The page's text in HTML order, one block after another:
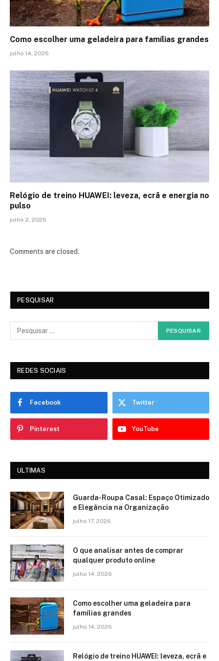
Como escolher uma geladeira para famílias grandes
julho 14, 2026
Relógio de treino​ HUAWEI: leveza, ecrã e energia no
pulso
julho 2, 2026
Comments are closed.
PESQUISAR
REDES SOCIAIS
Facebook Twitter
Pinterest YouTube
ULTIMAS
Guarda-Roupa Casal: Espaço Otimizado
e Elegância na Organização
julho 17, 2026
O que analisar antes de comprar
qualquer produto online
julho 14, 2026
Como escolher uma geladeira para
famílias grandes
julho 14, 2026
Relógio de treino​ HUAWEI: leveza, ecrã e